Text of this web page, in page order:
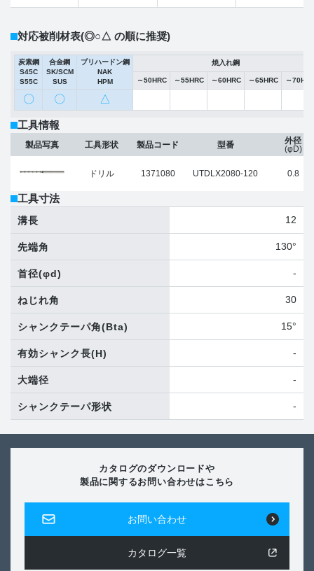
対応被削材表(◎○△ の順に推奨)
炭素鋼
S45C
S55C
合金鋼
SK/SCM
SUS
プリハードン鋼
NAK
HPM
焼入れ鋼
～50HRC ～55HRC ～60HRC ～65HRC ～
〇 〇 △
工具情報
製品写真 工具形状
ドリル
製品コード
1371080
型番
UTDLX2080-120
外径
(φD)
0.8
工具寸法
溝長 12
先端角 130°
首径(φd) -
ねじれ角 30
シャンクテーパ角(Bta) 15°
有効シャンク長(H) -
大端径 -
シャンクテーパ形状 -
カタログのダウンロードや
製品に関するお問い合わせはこちら
お問い合わせ
カタログ一覧